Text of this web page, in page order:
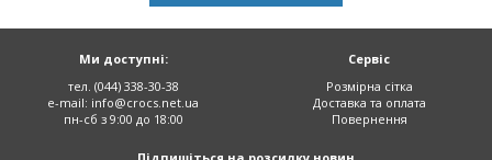
Сервіс
Розмірна сітка
Доставка та оплата
Повернення
Ми доступні:
тел. (044) 338-30-38
e-mail: info@crocs.net.ua
пн-сб з 9:00 до 18:00